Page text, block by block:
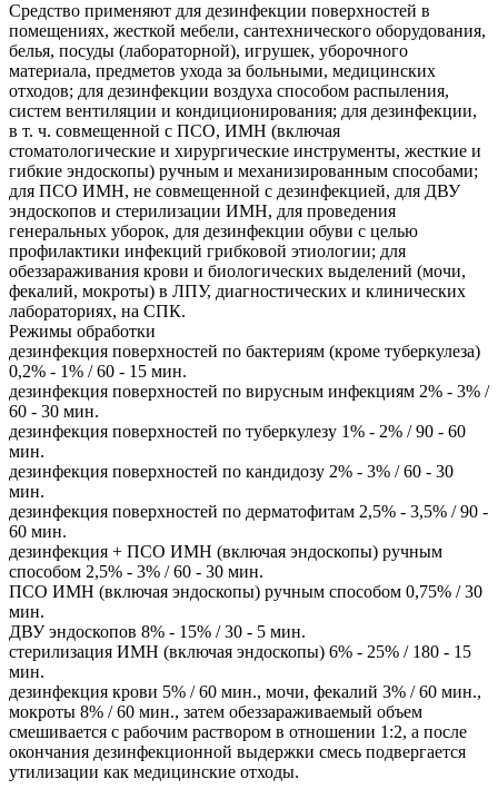
Средство применяют для дезинфекции поверхностей в
помещениях, жесткой мебели, сантехнического оборудования,
белья, посуды (лабораторной), игрушек, уборочного
материала, предметов ухода за больными, медицинских
отходов; для дезинфекции воздуха способом распыления,
систем вентиляции и кондиционирования; для дезинфекции,
в т. ч. совмещенной с ПСО, ИМН (включая
стоматологические и хирургические инструменты, жесткие и
гибкие эндоскопы) ручным и механизированным способами;
для ПСО ИМН, не совмещенной с дезинфекцией, для ДВУ
эндоскопов и стерилизации ИМН, для проведения
генеральных уборок, для дезинфекции обуви с целью
профилактики инфекций грибковой этиологии; для
обеззараживания крови и биологических выделений (мочи,
фекалий, мокроты) в ЛПУ, диагностических и клинических
лабораториях, на СПК.
Режимы обработки
дезинфекция поверхностей по бактериям (кроме туберкулеза)
0,2% - 1% / 60 - 15 мин.
дезинфекция поверхностей по вирусным инфекциям 2% - 3% /
60 - 30 мин.
дезинфекция поверхностей по туберкулезу 1% - 2% / 90 - 60
мин.
дезинфекция поверхностей по кандидозу 2% - 3% / 60 - 30
мин.
дезинфекция поверхностей по дерматофитам 2,5% - 3,5% / 90 -
60 мин.
дезинфекция + ПСО ИМН (включая эндоскопы) ручным
способом 2,5% - 3% / 60 - 30 мин.
ПСО ИМН (включая эндоскопы) ручным способом 0,75% / 30
мин.
ДВУ эндоскопов 8% - 15% / 30 - 5 мин.
стерилизация ИМН (включая эндоскопы) 6% - 25% / 180 - 15
мин.
дезинфекция крови 5% / 60 мин., мочи, фекалий 3% / 60 мин.,
мокроты 8% / 60 мин., затем обеззараживаемый объем
смешивается с рабочим раствором в отношении 1:2, а после
окончания дезинфекционной выдержки смесь подвергается
утилизации как медицинские отходы.